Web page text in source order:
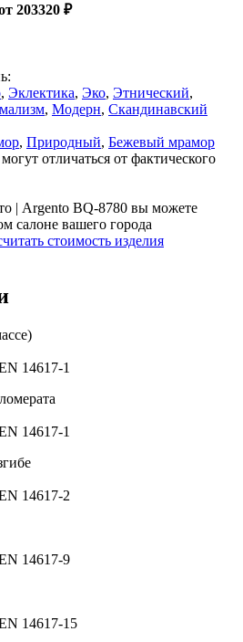
203320 ₽
, Эклектика, Эко, Этнический,
, Модерн, Скандинавский
, Природный, Бежевый мрамор
отличаться от фактического
| Argento BQ-8780 вы можете
салоне вашего города
стоимость изделия
14617-1
14617-1
14617-2
14617-9
14617-15